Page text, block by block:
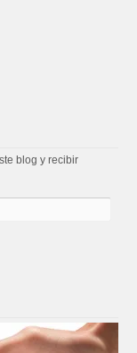
blog y recibir